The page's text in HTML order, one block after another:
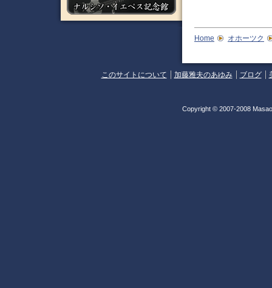
Home オホーツク
このサイトについて 加藤雅夫のあゆみ ブログ
Copyright © 2007-2008